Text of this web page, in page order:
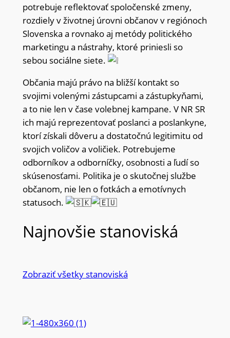
potrebuje reflektovať spoločenské zmeny,
rozdiely v životnej úrovni občanov v regiónoch
Slovenska a rovnako aj metódy politického
marketingu a nástrahy, ktoré priniesli so
sebou sociálne siete.
Občania majú právo na bližší kontakt so
svojimi volenými zástupcami a zástupkyňami,
a to nie len v čase volebnej kampane. V NR SR
ich majú reprezentovať poslanci a poslankyne,
ktorí získali dôveru a dostatočnú legitimitu od
svojich voličov a voličiek. Potrebujeme
odborníkov a odborníčky, osobnosti a ľudí so
skúsenosťami. Politika je o skutočnej službe
občanom, nie len o fotkách a emotívnych
statusoch.
Najnovšie stanoviská
Zobraziť všetky stanoviská